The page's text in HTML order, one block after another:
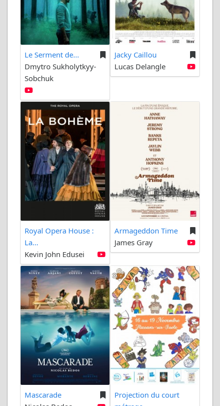
Le Serment de...
Dmytro Sukholytkyy-
Sobchuk
Jacky Caillou
Lucas Delangle
Royal Opera House :
La...
Kevin John Edusei
Armageddon Time
James Gray
Mascarade
Projection du court